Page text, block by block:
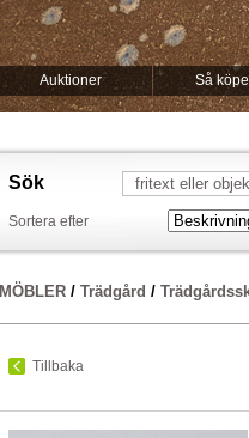
Auktioner Så
Sök
Sortera efter
MÖBLER / Trädgård /
Tillbaka